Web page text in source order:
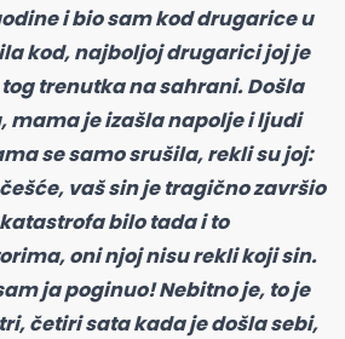
i bio sam kod drugarice u
kod, najboljoj drugarici joj je
trenutka na sahrani. Došla
mama je izašla napolje i ljudi
se samo srušila, rekli su joj:
vaš sin je tragično završio
bilo tada i to
oni njoj nisu rekli koji sin.
ja poginuo! Nebitno je, to je
četiri sata kada je došla sebi,